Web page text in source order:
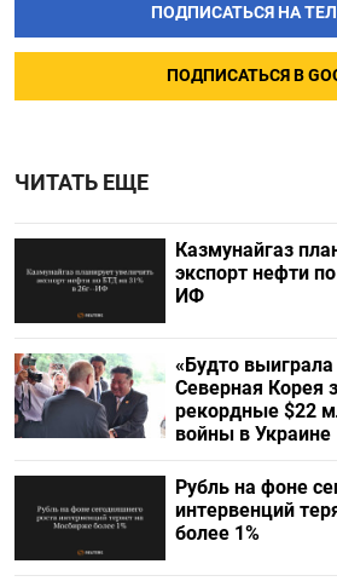
ПОДПИСАТЬСЯ НА
ПОДПИСАТЬСЯ В
ЧИТАТЬ ЕЩЕ
Казмунайгаз
экспорт нефти
ИФ
«Будто
Северная Корея
рекордные $22
войны в Украине
Рубль на фоне
интервенций
более 1%